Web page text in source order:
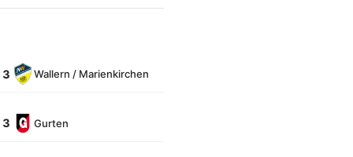
3 Wallern / Marienkirchen
3 Gurten